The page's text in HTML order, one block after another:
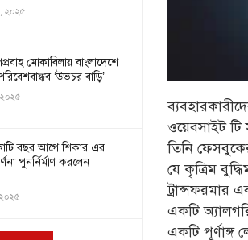
২০২৫
মোকাবিলায় বাংলাদেশে
‘উভচর বাড়ি’
বছর আগে শিকার এর
পুনর্নির্মাণ করলেন
ওয়েবসাইট
তিনি
যে কৃত্রিম
ট্রান্সফরমার
একটি
একটি পূর্ণাঙ্গ